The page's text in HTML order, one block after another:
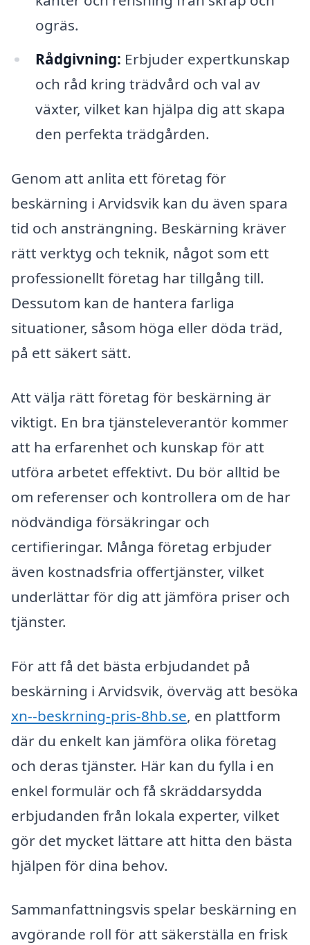
ogräs.
Rådgivning: Erbjuder expertkunskap
och råd kring trädvård och val av
växter, vilket kan hjälpa dig att skapa
den perfekta trädgården.
Genom att anlita ett företag för
beskärning i Arvidsvik kan du även spara
tid och ansträngning. Beskärning kräver
rätt verktyg och teknik, något som ett
professionellt företag har tillgång till.
Dessutom kan de hantera farliga
situationer, såsom höga eller döda träd,
på ett säkert sätt.
Att välja rätt företag för beskärning är
viktigt. En bra tjänsteleverantör kommer
att ha erfarenhet och kunskap för att
utföra arbetet effektivt. Du bör alltid be
om referenser och kontrollera om de har
nödvändiga försäkringar och
certifieringar. Många företag erbjuder
även kostnadsfria offertjänster, vilket
underlättar för dig att jämföra priser och
tjänster.
För att få det bästa erbjudandet på
beskärning i Arvidsvik, överväg att besöka
xn--beskrning-pris-8hb.se, en plattform
där du enkelt kan jämföra olika företag
och deras tjänster. Här kan du fylla i en
enkel formulär och få skräddarsydda
erbjudanden från lokala experter, vilket
gör det mycket lättare att hitta den bästa
hjälpen för dina behov.
Sammanfattningsvis spelar beskärning en
avgörande roll för att säkerställa en frisk